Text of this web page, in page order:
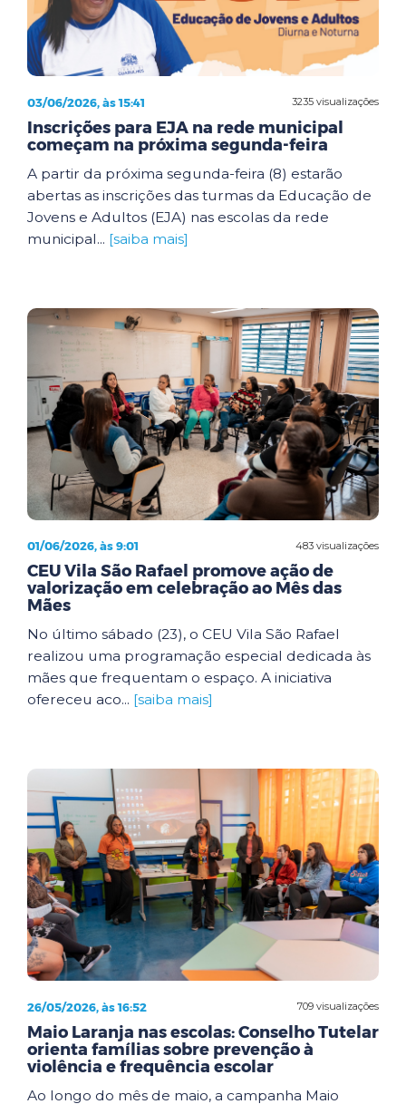
3235 visualizações
03/06/2026, às 15:41
Inscrições para EJA na rede municipal
começam na próxima segunda-feira
A partir da próxima segunda-feira (8) estarão
abertas as inscrições das turmas da Educação de
Jovens e Adultos (EJA) nas escolas da rede
municipal... [saiba mais]
483 visualizações
01/06/2026, às 9:01
CEU Vila São Rafael promove ação de
valorização em celebração ao Mês das
Mães
No último sábado (23), o CEU Vila São Rafael
realizou uma programação especial dedicada às
mães que frequentam o espaço. A iniciativa
ofereceu aco... [saiba mais]
709 visualizações
26/05/2026, às 16:52
Maio Laranja nas escolas: Conselho Tutelar
orienta famílias sobre prevenção à
violência e frequência escolar
Ao longo do mês de maio, a campanha Maio